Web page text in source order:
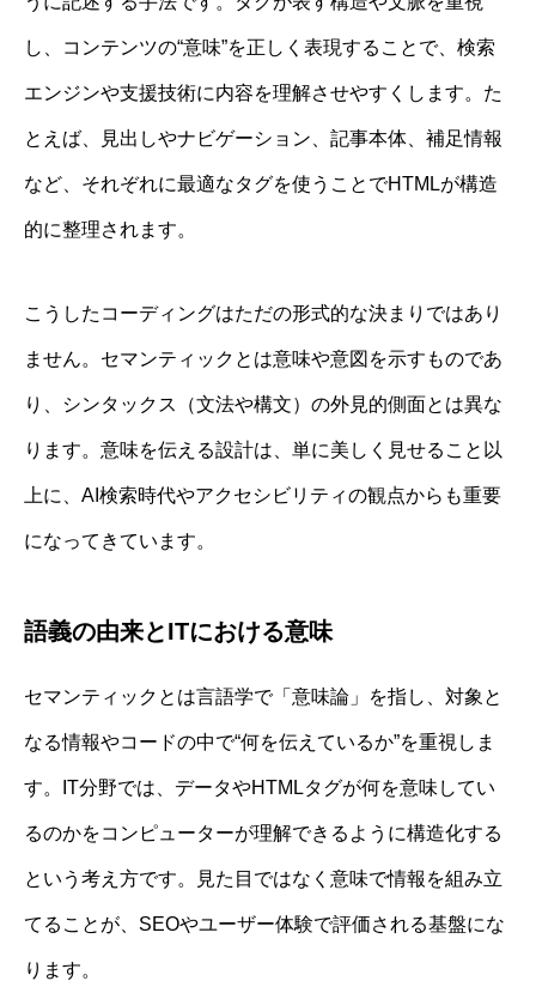
し、コンテンツの“意味”を正しく表現することで、検索
エンジンや支援技術に内容を理解させやすくします。た
とえば、見出しやナビゲーション、記事本体、補足情報
など、それぞれに最適なタグを使うことでHTMLが構造
的に整理されます。
こうしたコーディングはただの形式的な決まりではあり
ません。セマンティックとは意味や意図を示すものであ
り、シンタックス（文法や構文）の外見的側面とは異な
ります。意味を伝える設計は、単に美しく見せること以
上に、AI検索時代やアクセシビリティの観点からも重要
になってきています。
語義の由来とITにおける意味
セマンティックとは言語学で「意味論」を指し、対象と
なる情報やコードの中で“何を伝えているか”を重視しま
す。IT分野では、データやHTMLタグが何を意味してい
るのかをコンピューターが理解できるように構造化する
という考え方です。見た目ではなく意味で情報を組み立
てることが、SEOやユーザー体験で評価される基盤にな
ります。